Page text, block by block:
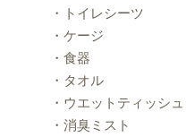
・トイレシーツ
・ケージ
・食器
・タオル
・ウエットティッシュ
・消臭ミスト